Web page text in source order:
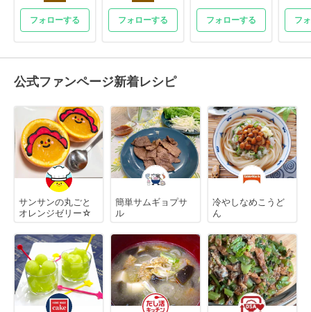
フォローする フォローする フォローする フ
公式ファンページ新着レシピ
サンサンの丸ごと
オレンジゼリー☆
簡単サムギョプサ
ル
冷やしなめこうど
ん